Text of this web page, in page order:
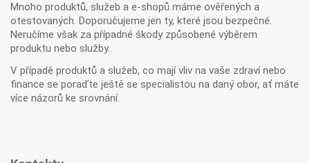
Mnoho produktů, služeb a e-shopů máme ověřených a
otestovaných. Doporučujeme jen ty, které jsou bezpečné.
Neručíme však za případné škody způsobené výběrem
produktu nebo služby.
V případě produktů a služeb, co mají vliv na vaše zdraví nebo
finance se poraďte ještě se specialistou na daný obor, ať máte
více názorů ke srovnání.